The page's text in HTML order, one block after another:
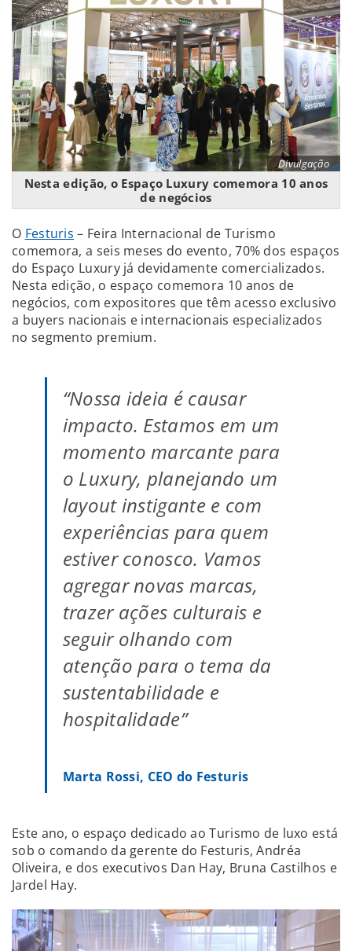
Divulgação
Nesta edição, o Espaço Luxury comemora 10 anos
de negócios
O Festuris – Feira Internacional de Turismo
comemora, a seis meses do evento, 70% dos espaços
do Espaço Luxury já devidamente comercializados.
Nesta edição, o espaço comemora 10 anos de
negócios, com expositores que têm acesso exclusivo
a buyers nacionais e internacionais especializados
no segmento premium.
“Nossa ideia é causar
impacto. Estamos em um
momento marcante para
o Luxury, planejando um
layout instigante e com
experiências para quem
estiver conosco. Vamos
agregar novas marcas,
trazer ações culturais e
seguir olhando com
atenção para o tema da
sustentabilidade e
hospitalidade”
Marta Rossi, CEO do Festuris
Este ano, o espaço dedicado ao Turismo de luxo está
sob o comando da gerente do Festuris, Andréa
Oliveira, e dos executivos Dan Hay, Bruna Castilhos e
Jardel Hay.